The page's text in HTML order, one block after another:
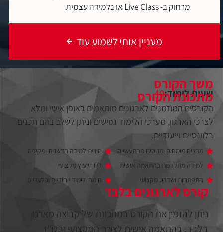
מרחוק ב- Live Class או בלמידה עצמית
מעניין אותי לשמוע עוד
קורס לארגונים בלבד
ניתן להזמין את הקורס במתכונת של קבוצה מארגון
בלבד, בהתאמה אישית לצורך המקצועי ובלו"ז
משך הקורס
שעות לימוד:40
מתכונת הקורס
הקורסים המוזמנים לארגונים מותאמים באופן אישי ומלא
לצרכי הארגון, מערכי הלימוד גמישים וניתן לשלב בהם תכנים
רלוונטיים וייעודיים.
מרצים מומחים ומנוסים מהתעשייה
למידה מתקדמת בהתאמה אישית
התפתחות ושדרוג מקצועי
חוויית למידה חדשנית ומקיפה
ליווי וייעוץ מקצועי
חומרי לימוד ייחודיים ובלעדיים